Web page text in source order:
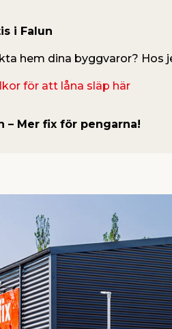
i Falun
hem dina byggvaror? Hos
för att låna släp här
– Mer fix för pengarna!